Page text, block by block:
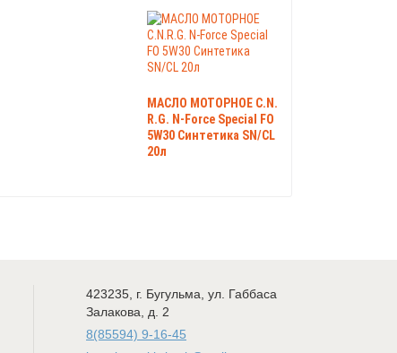
МАСЛО МОТОРНОЕ C.N.
R.G. N-Force Special FO
5W30 Синтетика SN/CL
20л
423235 г. Бугульма ул. Габбаса
Залакова, д. 2
8(85594) 9-16-45